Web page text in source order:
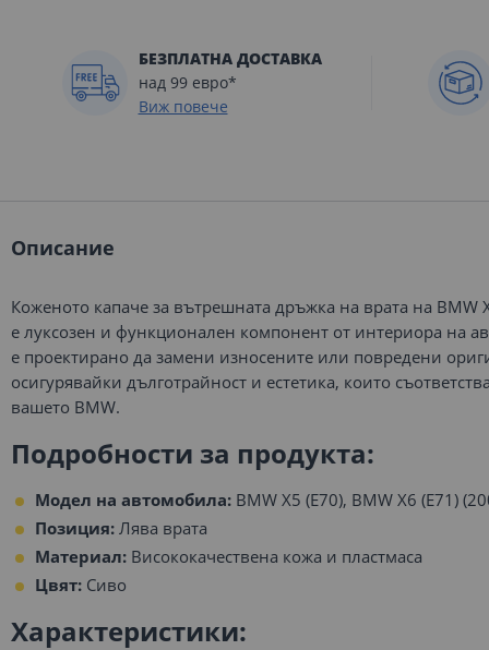
БЕЗПЛАТНА ДОСТАВКА
над 99 евро*
Виж повече
Описание
Коженото капаче за вътрешната дръжка на врата на BMW
е луксозен и функционален компонент от интериора на
е проектирано да замени износените или повредени
осигурявайки дълготрайност и естетика, които
вашето BMW.
Подробности за продукта:
Модел на автомобила: BMW X5 (E70), BMW X6 (E71)
Позиция: Лява врата
Материал: Висококачествена кожа и пластмаса
Цвят: Сиво
Характеристики: